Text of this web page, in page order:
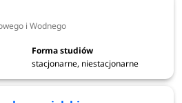
Podstawowych
- Wydział Geoinżynierii,
Geoinżynierii, Górnictwa i
i Wodnego
stacjonarne, niestacjonarne